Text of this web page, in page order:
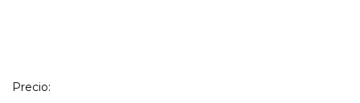
Precio: